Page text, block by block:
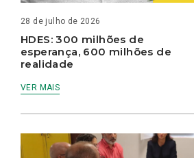
28 de julho de 2026
HDES: 300 milhões de
esperança, 600 milhões de
realidade
VER MAIS